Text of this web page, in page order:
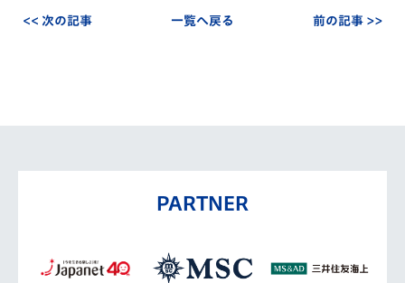
<< 次の記事 一覧へ戻る 前の記事 >>
PARTNER